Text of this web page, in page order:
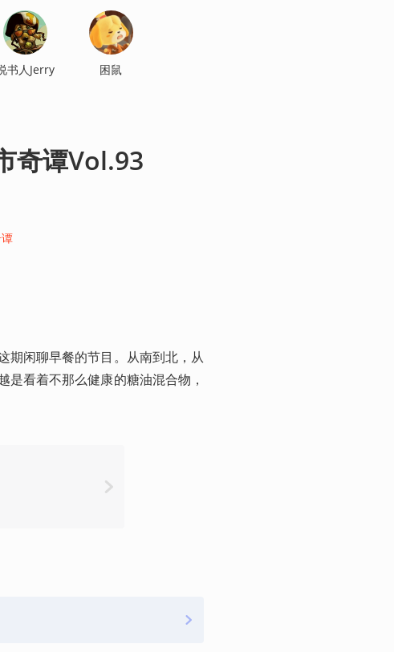
书人Jerry 困鼠
奇谭Vol.93
期闲聊早餐的节目。从南到北，从
看着不那么健康的糖油混合物，